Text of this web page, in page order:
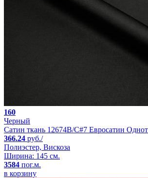
160
Черный
Сатин ткань 12674B/C#7 Евросатин
366.24 руб./
Полиэстер, Вискоза
Ширина: 145 см.
3584 пог.м.
в корзину